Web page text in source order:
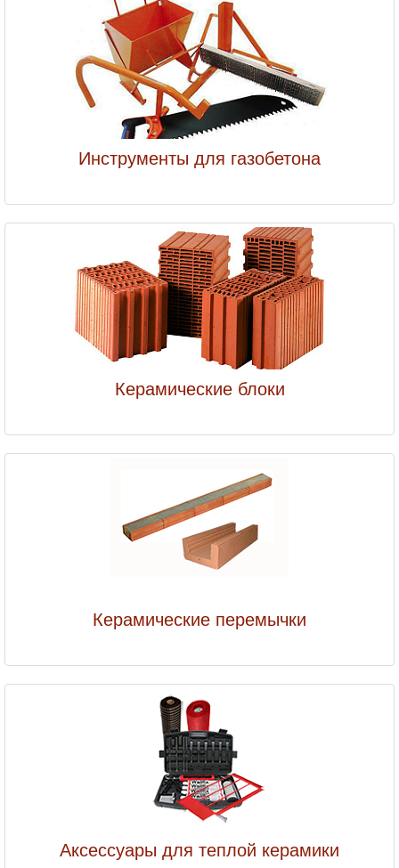
Инструменты для газобетона
Керамические блоки
Керамические перемычки
Аксессуары для теплой керамики